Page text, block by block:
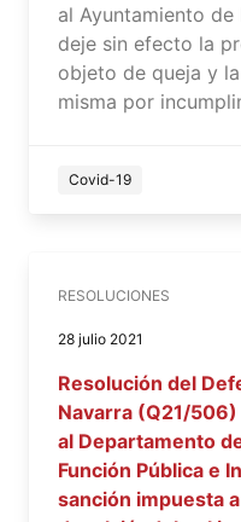
al Ayuntamiento de
deje sin efecto la
objeto de queja y
misma por
Covid-19
RESOLUCIONES
28 julio 2021
Resolución del
Navarra (Q21/
al Departamento
Función Pública e
sanción impuesta